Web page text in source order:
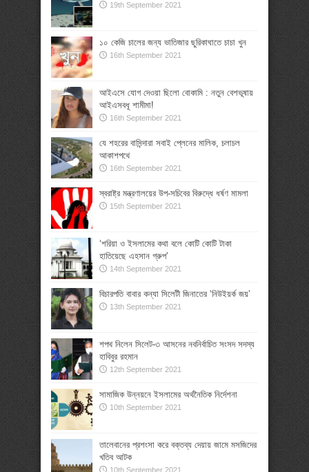
19th September 2021
১০ কেজি চালের জন্য ভাতিজার ছুরিকাঘাতে চাচা খুন
16th September 2021
আইএসে যোগ দেওয়া ছিলো বোকামি : নতুন বেশভূষায়
আইএসবধূ শামীমা!
16th September 2021
যে শহরের বাসিন্দারা সবাই প্লেনের মালিক, চলাচল
আকাশপথে
16th September 2021
স্বরাষ্ট্র মন্ত্রণালয়ের উপ-সচিবের বিরুদ্ধে ধর্ষণ মামলা
15th September 2021
‘শরিয়া ও ইসলামের কথা বলে কোটি কোটি টাকা
হাতিয়েছে এহসান গ্রুপ’
14th September 2021
বিচারপতি বাবার কন্যা সিলেটী জিনাতের ‘নিউইয়র্ক জয়’
13th September 2021
শপথ নিলেন সিলেট-৩ আসনের নবনির্বাচিত সংসদ সদস্য
হাবিবুর রহমান
12th September 2021
সামাজিক উন্নয়নে ইসলামের অর্থনৈতিক নির্দেশনা
10th September 2021
তালেবানের প্রশংসা করে বক্তব্য দেয়ায় জামে মসজিদের
খতিব আটক
10th September 2021